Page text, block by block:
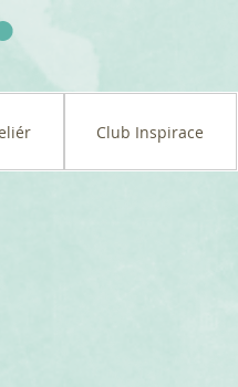
Club Inspirace